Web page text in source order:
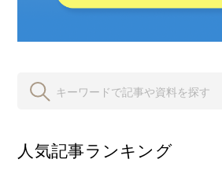
人気記事ランキング